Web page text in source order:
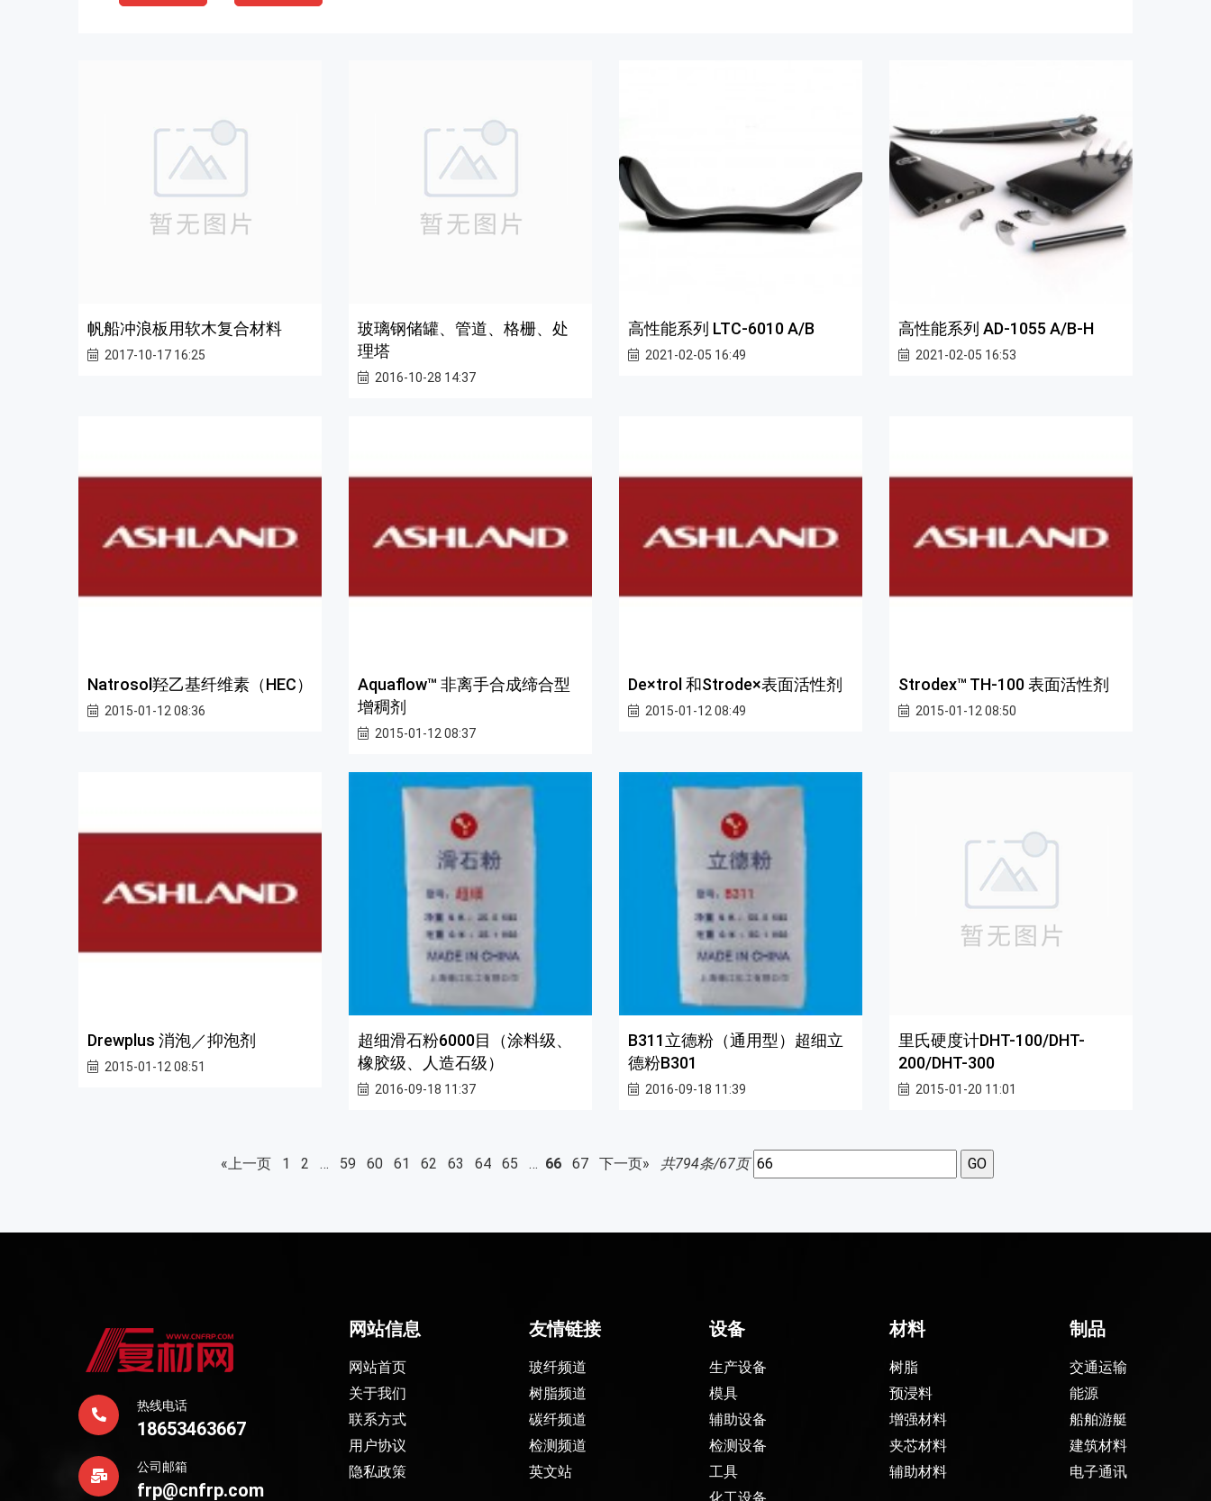
帆船冲浪板用软木复合材料
2017-10-17 16:25
玻璃钢储罐、管道、格栅、处
理塔
2016-10-28 14:37
高性能系列 LTC-6010 A/B
2021-02-05 16:49
高性能系列 AD-1055 A/B-H
2021-02-05 16:53
Natrosol羟乙基纤维素（HEC）
2015-01-12 08:36
Aquaflow™ 非离手合成缔合型
增稠剂
2015-01-12 08:37
De×trol 和Strode×表面活性剂
2015-01-12 08:49
Strodex™ TH-100 表面活性剂
2015-01-12 08:50
Drewplus 消泡／抑泡剂
2015-01-12 08:51
超细滑石粉6000目（涂料级、
橡胶级、人造石级）
2016-09-18 11:37
B311立德粉（通用型）超细立
德粉B301
2016-09-18 11:39
里氏硬度计DHT-100/DHT-
200/DHT-300
2015-01-20 11:01
«上一页 1 2 … 59 60 61 62 63 64 65 … 66 67 下一页» 共794条/67页
热线电话
18653463667
公司邮箱
frp@cnfrp.com
网站信息
网站首页
关于我们
联系方式
用户协议
隐私政策
友情链接
玻纤频道
树脂频道
碳纤频道
检测频道
英文站
设备
生产设备
模具
辅助设备
检测设备
工具
材料
树脂
预浸料
增强材料
夹芯材料
辅助材料
制品
交通运输
能源
船舶游艇
建筑材料
电子通讯